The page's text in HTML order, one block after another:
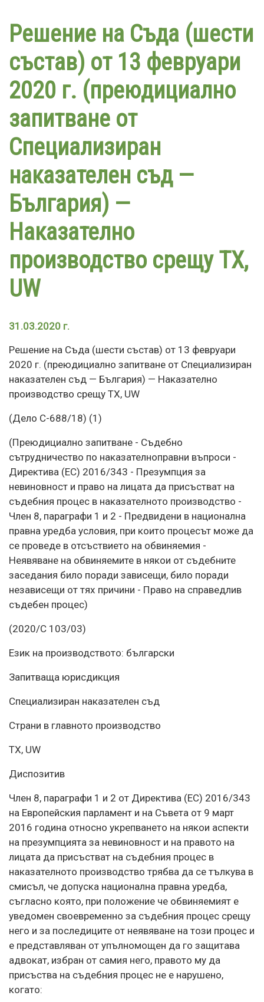
към
основното
съдържание
Решение на Съда (шести
състав) от 13 февруари
2020 г. (преюдициално
запитване от
Специализиран
наказателен съд —
България) —
Наказателно
производство срещу TX,
UW
31.03.2020 г.
Решение на Съда (шести състав) от 13 февруари
2020 г. (преюдициално запитване от Специализиран
наказателен съд — България) — Наказателно
производство срещу TX, UW
(Дело C-688/18) (1)
(Преюдициално запитване - Съдебно
сътрудничество по наказателноправни въпроси -
Директива (ЕС) 2016/343 - Презумпция за
невиновност и право на лицата да присъстват на
съдебния процес в наказателното производство -
Член 8, параграфи 1 и 2 - Предвидени в национална
правна уредба условия, при които процесът може да
се проведе в отсъствието на обвиняемия -
Неявяване на обвиняемите в някои от съдебните
заседания било поради зависещи, било поради
независещи от тях причини - Право на справедлив
съдебен процес)
(2020/C 103/03)
Език на производството: български
Запитваща юрисдикция
Специализиран наказателен съд
Страни в главното производство
TX, UW
Диспозитив
Член 8, параграфи 1 и 2 от Директива (ЕС) 2016/343
на Европейския парламент и на Съвета от 9 март
2016 година относно укрепването на някои аспекти
на презумпцията за невиновност и на правото на
лицата да присъстват на съдебния процес в
наказателното производство трябва да се тълкува в
смисъл, че допуска национална правна уредба,
съгласно която, при положение че обвиняемият е
уведомен своевременно за съдебния процес срещу
него и за последиците от неявяване на този процес и
е представляван от упълномощен да го защитава
адвокат, избран от самия него, правото му да
присъства на съдебния процес не е нарушено,
когато: